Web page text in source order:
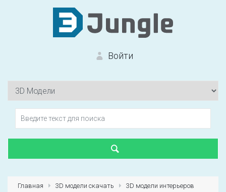
Войти
Главная 3D модели скачать
3D модели интерьеров